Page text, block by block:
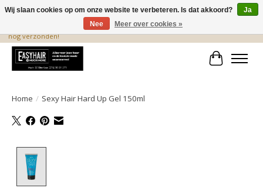
De beste produkten staan hier! Voor 15.00 uur besteld, wordt dezelfde dag
nog verzonden!
Home / Sexy Hair Hard Up Gel 150ml
Wij slaan cookies op om onze website te verbeteren. Is dat akkoord?
Ja
Nee
Meer over cookies »